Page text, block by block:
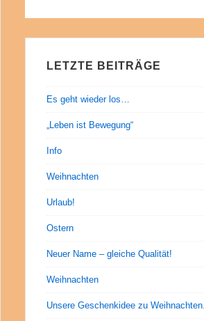
LETZTE BEITRÄGE
Es geht wieder los…
„Leben ist Bewegung“
Info
Weihnachten
Urlaub!
Ostern
Neuer Name – gleiche Qualität!
Weihnachten
Unsere Geschenkidee zu Weihnachten..